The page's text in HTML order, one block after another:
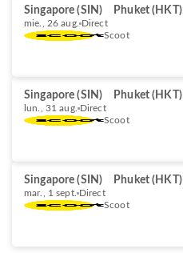
Singapore (SIN) Phuket (HKT)
mie., 26 aug. Direct
Scoot
Singapore (SIN) Phuket (HKT)
lun., 31 aug. Direct
Scoot
Singapore (SIN) Phuket (HKT)
mar., 1 sept. Direct
Scoot